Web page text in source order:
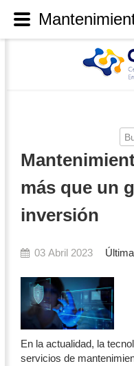
más que un
inversión
03 Abril 2023
En la actualidad, la
servicios de